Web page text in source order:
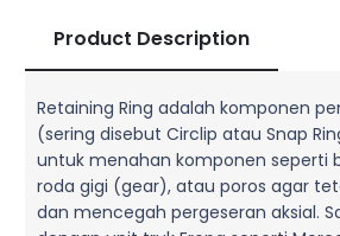
Product Description
Retaining Ring adalah komponen
(sering disebut Circlip atau Snap
untuk menahan komponen seperti
roda gigi (gear), atau poros agar
dan mencegah pergeseran aksial.